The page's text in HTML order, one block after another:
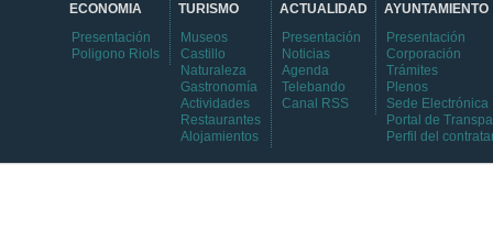
AYUNTAMIENTO
Presentación
Corporación
Trámites
Plenos
Sede Electrónica
Portal de
Perfil del
ACTUALIDAD
Presentación
Noticias
Agenda
Telebando
Canal RSS
TURISMO
Museos
Castillo
Naturaleza
Gastronomía
Actividades
Restaurantes
Alojamientos
ECONOMIA
Presentación
Poligono Riols